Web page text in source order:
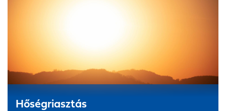
Hőségriasztás